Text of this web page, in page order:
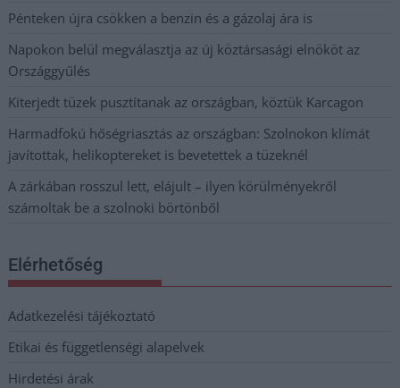
Pénteken újra csökken a benzin és a gázolaj ára is
Napokon belül megválasztja az új köztársasági elnököt az
Országgyűlés
Kiterjedt tüzek pusztítanak az országban, köztük Karcagon
Harmadfokú hőségriasztás az országban: Szolnokon klímát
javítottak, helikoptereket is bevetettek a tüzeknél
A zárkában rosszul lett, elájult – ilyen körülményekről
számoltak be a szolnoki börtönből
Elérhetőség
Adatkezelési tájékoztató
Etikai és függetlenségi alapelvek
Hirdetési árak